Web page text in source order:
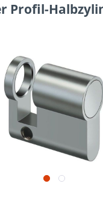
Profil-